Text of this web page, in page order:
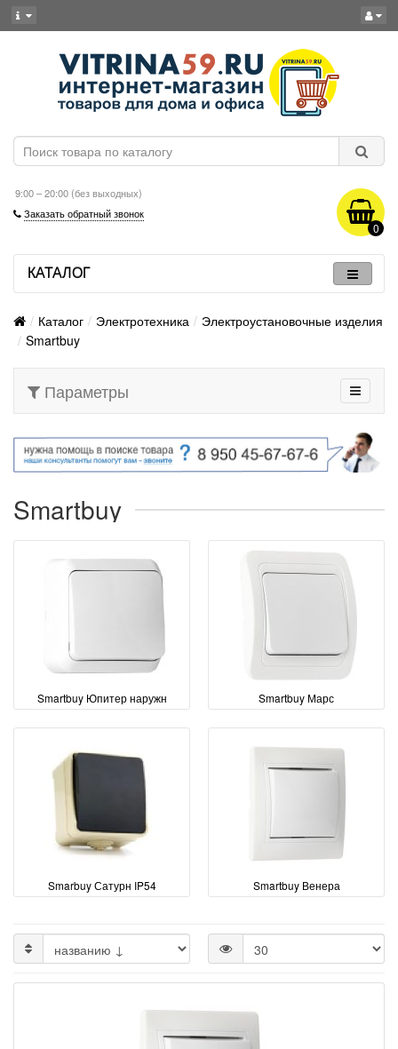
9:00 – 20:00 (без выходных)
Заказать обратный звонок
0
КАТАЛОГ
Каталог Электротехника
Электроустановочные изделия
Smartbuy
Параметры
Smartbuy
Smartbuy Юпитер наружн Smartbuy Марс
Smarbuy Сатурн IP54 Smartbuy Венера